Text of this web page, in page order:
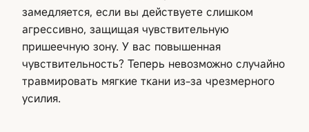
замедляется, если вы действуете слишком
агрессивно, защищая чувствительную
пришеечную зону. У вас повышенная
чувствительность? Теперь невозможно случайно
травмировать мягкие ткани из-за чрезмерного
усилия.